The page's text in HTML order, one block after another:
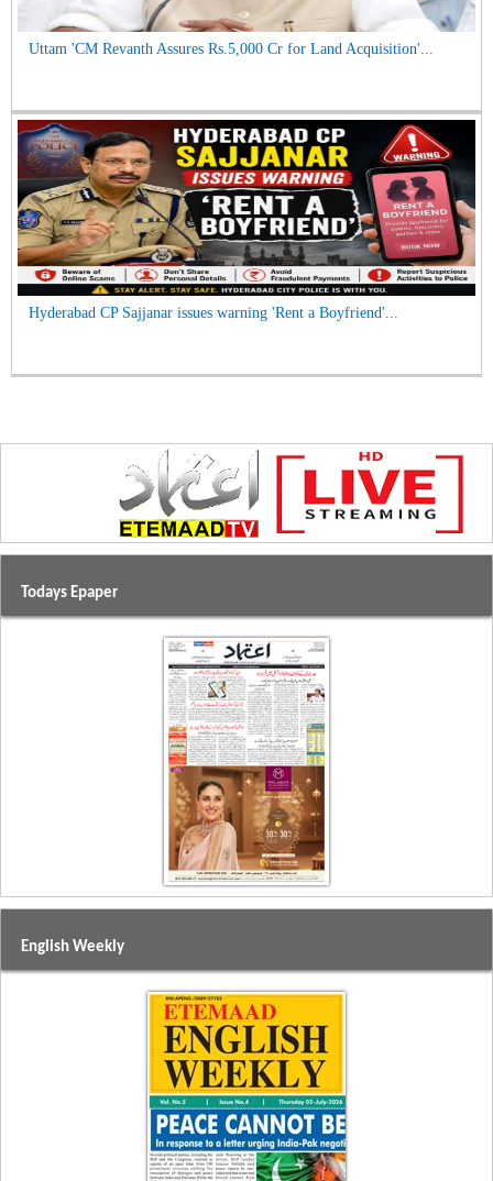
Uttam 'CM Revanth Assures Rs.5,000 Cr for Land Acquisition'...
Hyderabad CP Sajjanar issues warning 'Rent a Boyfriend'...
Todays Epaper
English Weekly